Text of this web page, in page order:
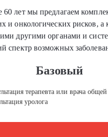
лет мы предлагаем
и онкологических рисков,
другими органами и
спектр возможных
Базовый
терапевта или врача
уролога